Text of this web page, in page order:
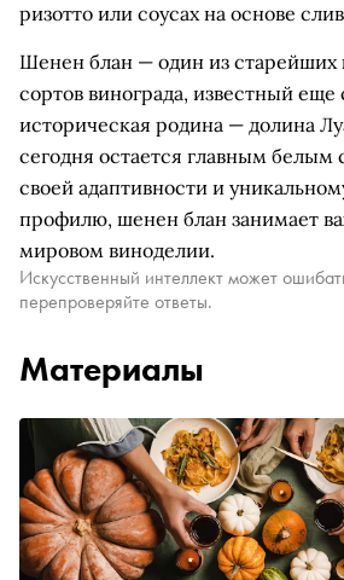
ризотто или соусах на основе
Шенен блан — один из старейших
сортов винограда, известный еще
историческая родина — долина
сегодня остается главным белым
своей адаптивности и
профилю, шенен блан занимает
мировом виноделии.
Искусственный интеллект может
перепроверяйте ответы.
Материалы